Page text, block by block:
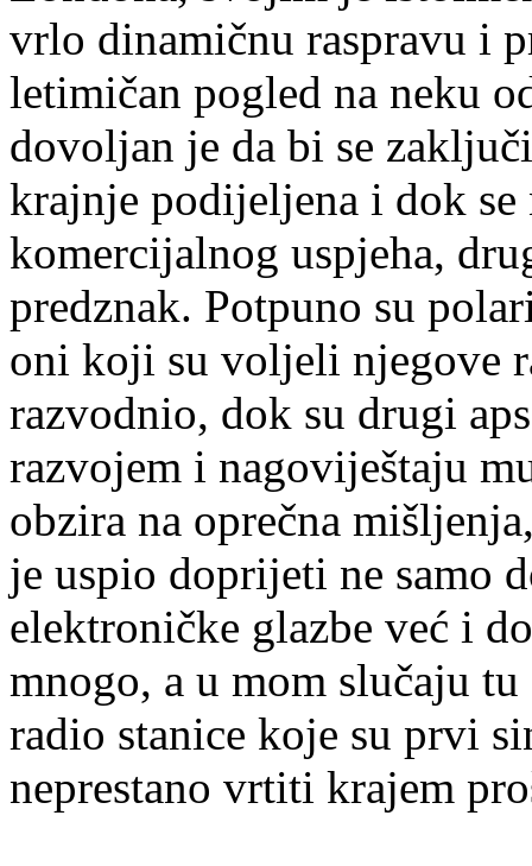
vrlo dinamičnu raspravu i
letimičan pogled na neku
dovoljan je da bi se
krajnje podijeljena i dok se
komercijalnog uspjeha,
predznak. Potpuno su
oni koji su voljeli njegove
razvodnio, dok su drugi
razvojem i nagoviještaju
obzira na oprečna
je uspio doprijeti ne samo
elektroničke glazbe već i
mnogo, a u mom slučaju
radio stanice koje su prvi
neprestano vrtiti krajem